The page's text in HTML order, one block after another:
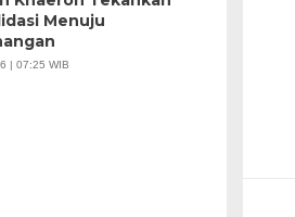
Menuju
| 07:25 WIB